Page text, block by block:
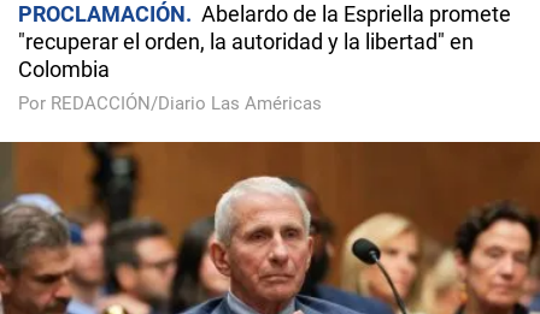
PROCLAMACIÓN
Abelardo de la Espriella promete
"recuperar el orden, la autoridad y la libertad" en
Colombia
Por REDACCIÓN/Diario Las Américas